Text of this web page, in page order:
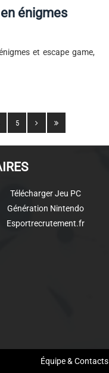
énigmes
et escape game,
5
Télécharger Jeu PC
Génération Nintendo
Esportrecrutement.fr
Équipe & Contacts